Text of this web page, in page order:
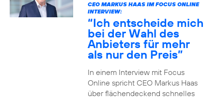
CEO MARKUS HAAS IM FOCUS ONLINE
INTERVIEW:
“Ich entscheide mich
bei der Wahl des
Anbieters für mehr
als nur den Preis”
In einem Interview mit Focus
Online spricht CEO Markus Haas
über flächendeckend schnelles